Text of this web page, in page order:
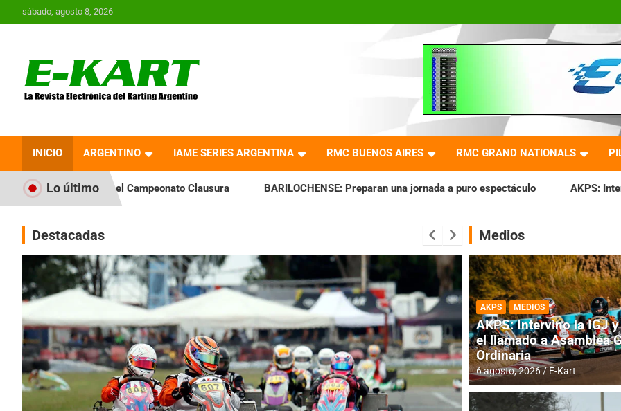
al
sábado, agosto 8, 2026
Revista Electrónica del
Karting en Argentina
INICIO ARGENTINO IAME SERIES ARGENTINA RMC BUENOS AIRES RMC GRAND NATIONALS
Lo último
Clausura BARILOCHENSE: Preparan una jornada a puro espectáculo AKPS: Intervino la IGJ y oficializó el
Destacadas Medios
AKPS MEDIOS
AKPS: Intervino la IGJ
el llamado a Asamblea
Ordinaria
6 agosto, 2026 E-Kart